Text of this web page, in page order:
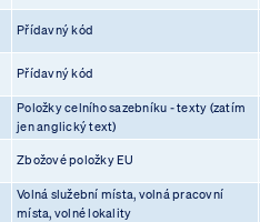
Přídavný kód
Přídavný kód
Položky celního sazebníku - texty (zatím
jen anglický text)
Zbožové položky EU
Volná služební místa, volná pracovní
místa, volné lokality